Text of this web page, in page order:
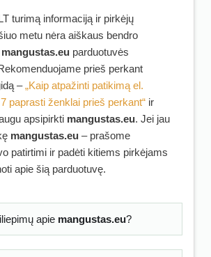
turimą informaciją ir pirkėjų
metu nėra aiškaus bendro
mangustas.eu parduotuvės
prieš perkant
–„Kaip atpažinti patikimą el.
paprasti ženklai prieš perkant“ ir
apsipirkti mangustas.eu. Jei jau
mangustas.eu – prašome
patirtimi ir padėti kitiems pirkėjams
apie šią parduotuvę.
apie mangustas.eu?